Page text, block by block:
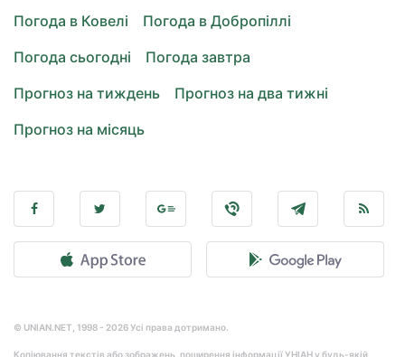
Погода в Ковелі
Погода в Добропіллі
Погода сьогодні
Погода завтра
Прогноз на тиждень
Прогноз на два тижні
Прогноз на місяць
© UNIAN.NET, 1998 - 2026 Усі права дотримано.
Копіювання текстів або зображень, поширення інформації УНІАН у будь-якій